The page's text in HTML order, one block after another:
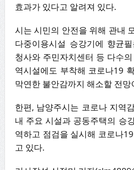
효과가 있다고 알려져 있다.
시는 시민의 안전을 위해 관내
다중이용시설 승강기에 향균
청사와 주민자치센터 등 다수
역시설에도 부착해 코로나19
막연한 불안감까지 해소할 전망
한편, 남양주시는 코로나 지역
내 주요 시설과 공동주택의 승
역하고 점검을 실시해 코로나
고 있다.